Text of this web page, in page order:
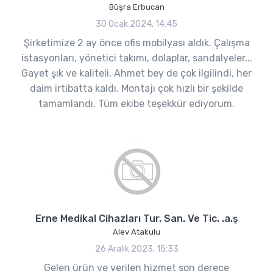
Büşra Erbucan
30 Ocak 2024, 14:45
Şirketimize 2 ay önce ofis mobilyası aldık. Çalışma
istasyonları, yönetici takımı, dolaplar, sandalyeler...
Gayet şık ve kaliteli, Ahmet bey de çok ilgilindi, her
daim irtibatta kaldı. Montajı çok hızlı bir şekilde
tamamlandı. Tüm ekibe teşekkür ediyorum.
Erne Medikal Cihazları Tur. San. Ve Tic. .a.ş
Alev Atakulu
26 Aralık 2023, 15:33
Gelen ürün ve verilen hizmet son derece